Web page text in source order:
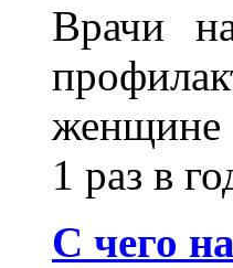
Врачи
женщине
1 раз в
C чего